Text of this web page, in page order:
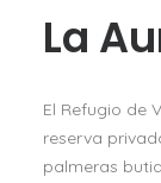
La
El Refugio de
reserva
palmeras